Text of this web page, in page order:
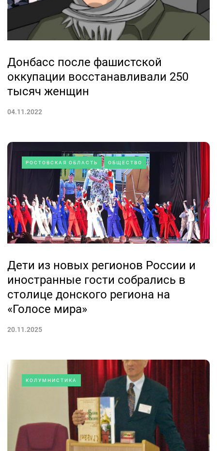
Донбасс после фашистской
оккупации восстанавливали 250
тысяч женщин
04.11.2022
РОСТОВСКАЯ ОБЛАСТЬ ОБЩЕСТВО
Дети из новых регионов России и
иностранные гости собрались в
столице донского региона на
«Голосе мира»
20.11.2025
КОЛУМНИСТИКА